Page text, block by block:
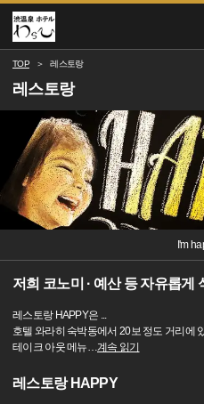
TOP 레스토랑
레스토랑
I'm
저희 코노미 · 예산 등 자유롭게
레스토랑 HAPPY은 ...
호텔 와라히 숙박동에서 20보 정도 거리에
테이크 아웃 메뉴…계속 읽기
레스토랑 HAPPY